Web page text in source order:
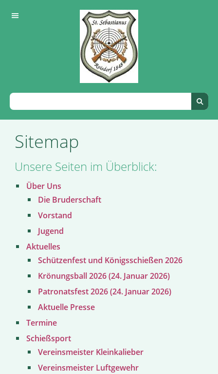
Sitemap
Unsere Seiten im Überblick:
Über Uns
Die Bruderschaft
Vorstand
Jugend
Aktuelles
Schützenfest und Königsschießen 2026
Krönungsball 2026 (24. Januar 2026)
Patronatsfest 2026 (24. Januar 2026)
Aktuelle Presse
Termine
Schießsport
Vereinsmeister Kleinkalieber
Vereinsmeister Luftgewehr